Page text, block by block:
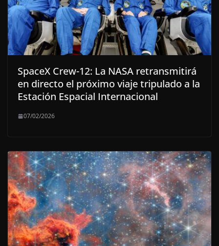
SpaceX Crew-12: La NASA retransmitirá
en directo el próximo viaje tripulado a la
Estación Espacial Internacional
07/02/2026